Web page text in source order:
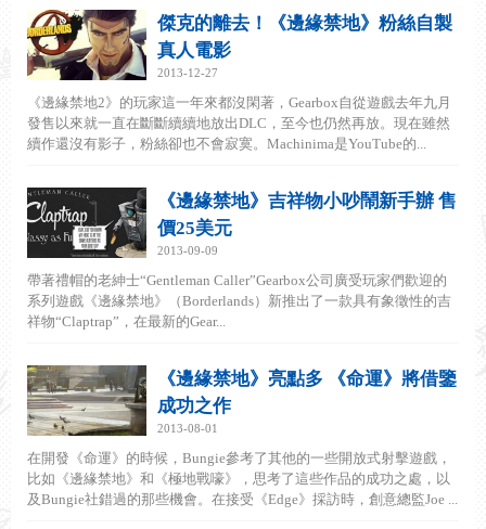
傑克的離去！《邊緣禁地》粉絲自製
真人電影
2013-12-27
《邊緣禁地2》的玩家這一年來都沒閑著，Gearbox自從遊戲去年九月
發售以來就一直在斷斷續續地放出DLC，至今也仍然再放。現在雖然
續作還沒有影子，粉絲卻也不會寂寞。Machinima是YouTube的...
《邊緣禁地》吉祥物小吵鬧新手辦 售
價25美元
2013-09-09
帶著禮帽的老紳士“Gentleman Caller”Gearbox公司廣受玩家們歡迎的
系列遊戲《邊緣禁地》（Borderlands）新推出了一款具有象徵性的吉
祥物“Claptrap”，在最新的Gear...
《邊緣禁地》亮點多 《命運》將借鑒
成功之作
2013-08-01
在開發《命運》的時候，Bungie參考了其他的一些開放式射擊遊戲，
比如《邊緣禁地》和《極地戰嚎》，思考了這些作品的成功之處，以
及Bungie社錯過的那些機會。在接受《Edge》採訪時，創意總監Joe ...